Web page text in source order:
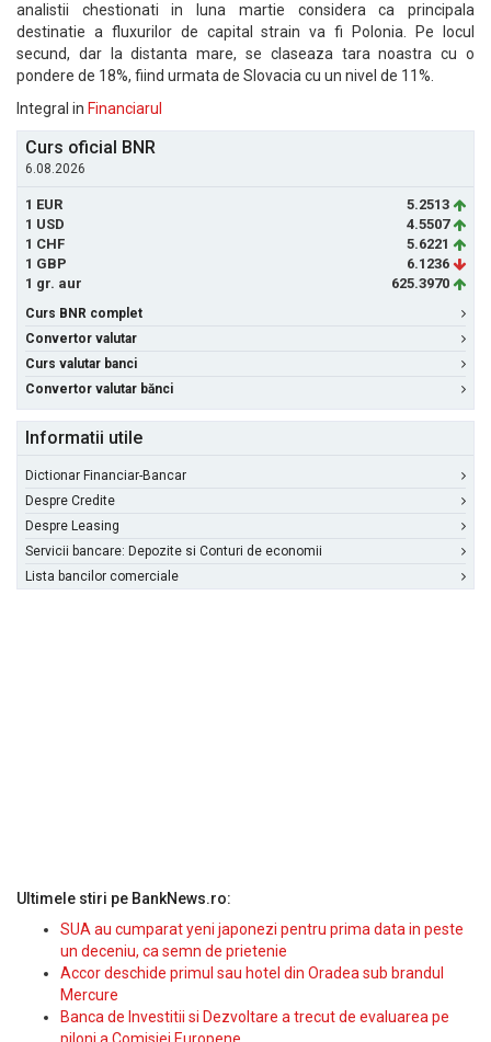
analistii chestionati in luna martie considera ca principala
destinatie a fluxurilor de capital strain va fi Polonia. Pe locul
secund, dar la distanta mare, se claseaza tara noastra cu o
pondere de 18%, fiind urmata de Slovacia cu un nivel de 11%.
Integral in Financiarul
Curs oficial BNR
6.08.2026
1 EUR
5.2513
1 USD
4.5507
1 CHF
5.6221
1 GBP
6.1236
1 gr. aur
625.3970
Curs BNR complet
Convertor valutar
Curs valutar banci
Convertor valutar bănci
Informatii utile
Dictionar Financiar-Bancar
Despre Credite
Despre Leasing
Servicii bancare: Depozite si Conturi de economii
Lista bancilor comerciale
Ultimele stiri pe BankNews.ro:
SUA au cumparat yeni japonezi pentru prima data in peste
un deceniu, ca semn de prietenie
Accor deschide primul sau hotel din Oradea sub brandul
Mercure
Banca de Investitii si Dezvoltare a trecut de evaluarea pe